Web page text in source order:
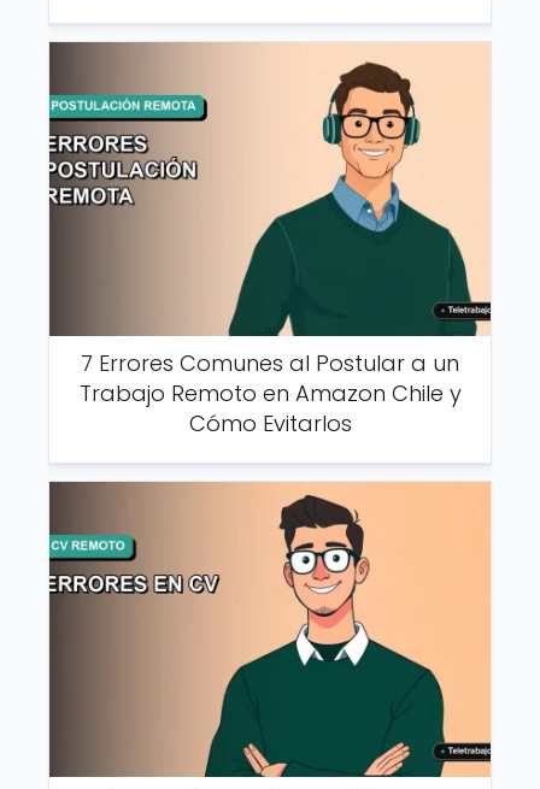
7 Errores Comunes al Postular a un
Trabajo Remoto en Amazon Chile y
Cómo Evitarlos